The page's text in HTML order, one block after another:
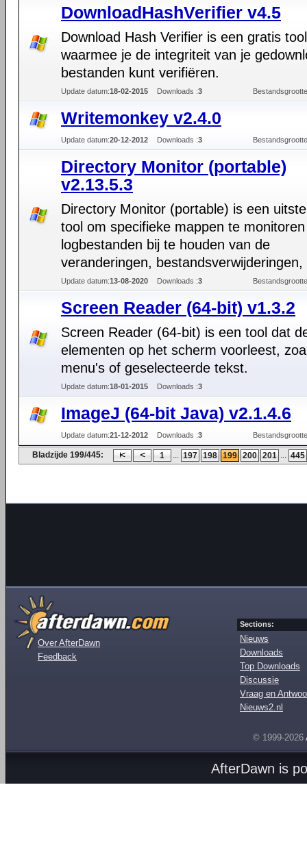
DownloadHashVerifier v4.5
Download Hash Verifier is een gratis tool
waarmee je de integriteit van je
bestanden kunt verifiëren.
Update datum:18-02-2015 Downloads :3
Writemonkey v2.4.0
Update datum:20-12-2012 Downloads :3
Directory Monitor (portable)
v2.13.5.3
Directory Monitor (portable) is een
tool om specifieke mappen te
logbestanden bij te houden van de
veranderingen, bestandsverwijderingen,
Update datum:13-08-2020 Downloads :3
Screen Reader (64-bit) v1.3.2
Screen Reader (64-bit) is een tool dat
elementen op het scherm voorleest,
menu's of geselecteerde tekst.
Update datum:18-01-2015 Downloads :3
ImageJ (64-bit Java) v2.1.4.6
Update datum:21-12-2012 Downloads :3
Bladzijde 199/445: 1 ... 197 198 199 200 201 ... 445
Over AfterDawn
Feedback
Sections:
Nieuws
Downloads
Top Downloads
Discussie
Vraag en
Nieuws2.nl
© 1999-2026
AfterDawn is